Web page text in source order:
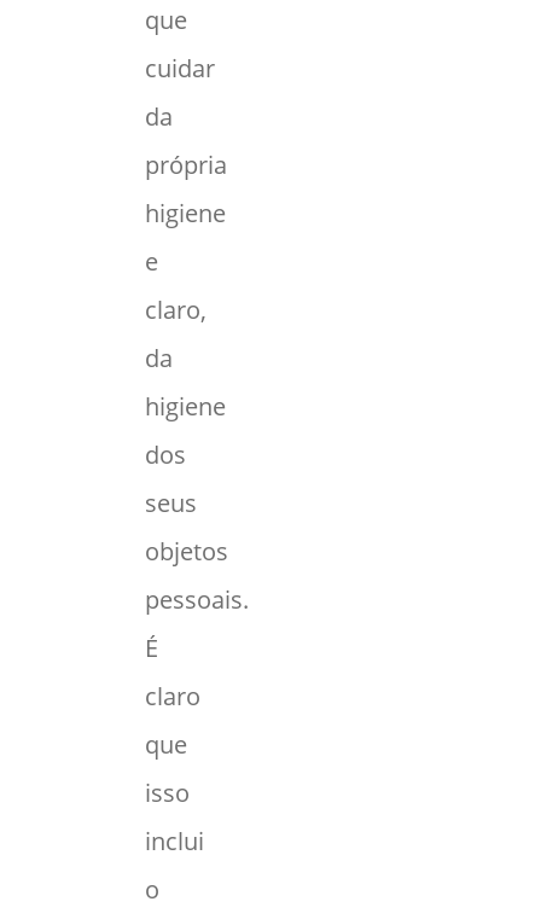
que
cuidar
da
própria
higiene
e
claro,
da
higiene
dos
seus
objetos
pessoais.
É
claro
que
isso
inclui
o